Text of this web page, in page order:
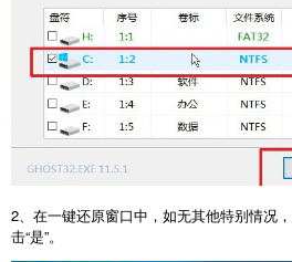
2、在一键还原窗口中，如无其他特别情况
击“是”。